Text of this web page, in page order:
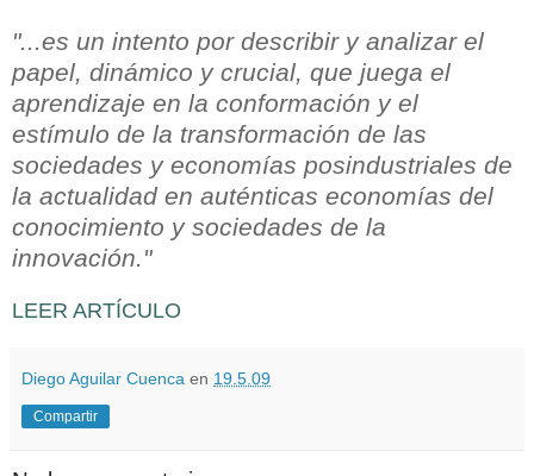
"...es un intento por describir y analizar el
papel, dinámico y crucial, que juega el
aprendizaje en la conformación y el
estímulo de la transformación de las
sociedades y economías posindustriales de
la actualidad en auténticas economías del
conocimiento y sociedades de la
innovación."
LEER ARTÍCULO
Diego Aguilar Cuenca en 19.5.09
Compartir